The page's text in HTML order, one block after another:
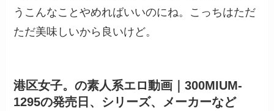
うこんなことやめればいいのにね。こっちはただ
ただ美味しいから良いけど。
港区女子。の素人系エロ動画｜300MIUM-
1295の発売日、シリーズ、メーカーなど